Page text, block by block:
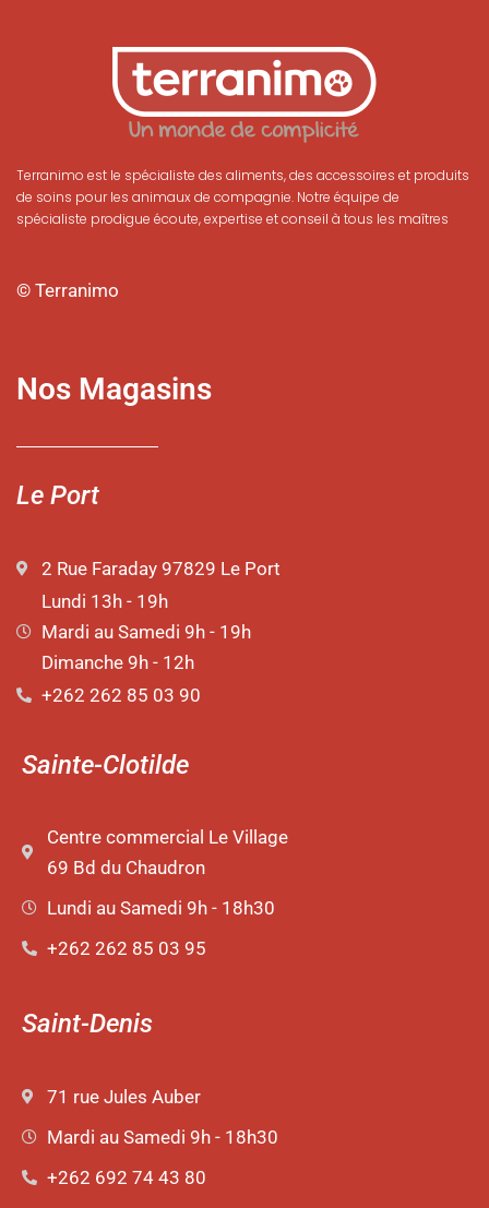
Terranimo est le spécialiste des aliments, des accessoires et produits
de soins pour les animaux de compagnie. Notre équipe de
spécialiste prodigue écoute, expertise et conseil à tous les maîtres
© Terranimo
Nos Magasins
Le Port
2 Rue Faraday 97829 Le Port
Lundi 13h - 19h
Mardi au Samedi 9h - 19h
Dimanche 9h - 12h
+262 262 85 03 90
Sainte-Clotilde
Centre commercial Le Village
69 Bd du Chaudron
Lundi au Samedi 9h - 18h30
+262 262 85 03 95
Saint-Denis
71 rue Jules Auber
Mardi au Samedi 9h - 18h30
+262 692 74 43 80